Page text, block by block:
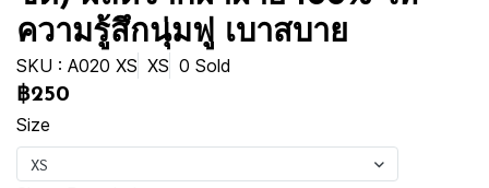
ความรู้สึกนุ่มฟู เบาสบาย
SKU : A020 XS XS 0 Sold
฿250
Size
XS